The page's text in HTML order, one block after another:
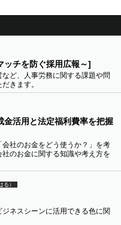
ッチを防ぐ採用広報～]
ど、人事労務に関する課題や問
きます。
活用と法定福利費率を把握
社のお金をどう使うか？」を考
のお金に関する知識や考え方を
る）
ネスシーンに活用できる色に関